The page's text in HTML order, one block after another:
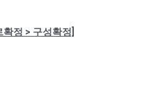
정 > 구성확정]